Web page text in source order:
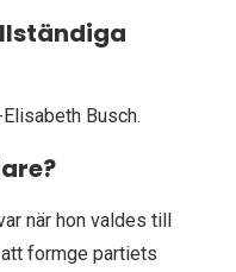
Busch.
när hon valdes till
formge partiets